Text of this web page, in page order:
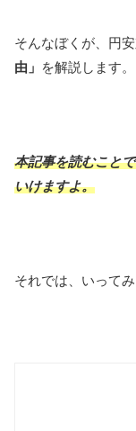
そんなぼくが、円
由」 を解説します。
本記事を読むこと
いけますよ。
それでは、いってみ